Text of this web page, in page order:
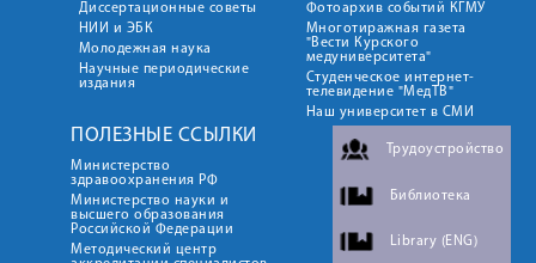
Диссертационные советы
НИИ и ЭБК
Молодежная наука
Научные периодические
издания
Фотоархив событий КГМУ
Многотиражная газета
"Вести Курского
медуниверситета"
Студенческое интернет-
телевидение "МедТВ"
Наш университет в СМИ
ПОЛЕЗНЫЕ ССЫЛКИ
Министерство
здравоохранения РФ
Министерство науки и
высшего образования
Российской Федерации
Методический центр
Трудоустройство
Библиотека
Library (ENG)